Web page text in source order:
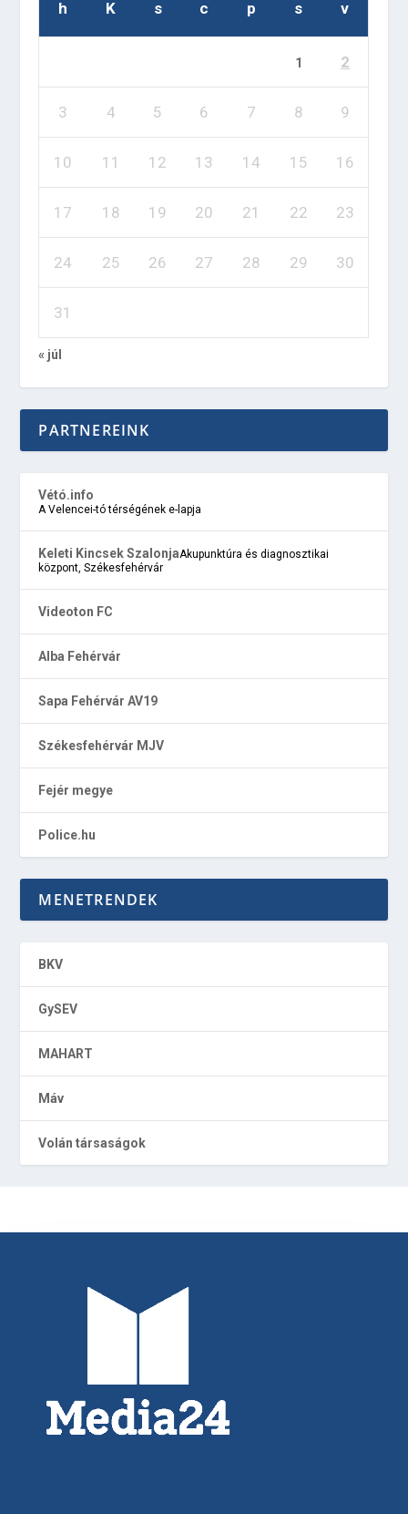
h K s c p s v
1 2
3 4 5 6 7 8 9
10 11 12 13 14 15 16
17 18 19 20 21 22 23
24 25 26 27 28 29 30
31
« júl
PARTNEREINK
Vétó.info
A Velencei-tó térségének e-lapja
Keleti Kincsek SzalonjaAkupunktúra és diagnosztikai
központ, Székesfehérvár
Videoton FC
Alba Fehérvár
Sapa Fehérvár AV19
Székesfehérvár MJV
Fejér megye
Police.hu
MENETRENDEK
BKV
GySEV
MAHART
Máv
Volán társaságok